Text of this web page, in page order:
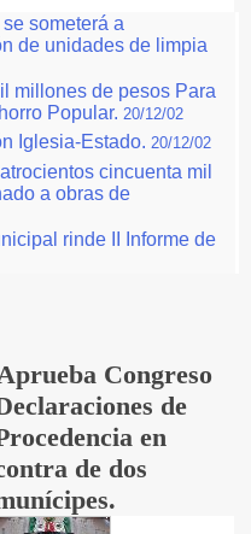
someterá a
de unidades de limpia
millones de pesos Para
Popular. 20/12/02
Iglesia-Estado. 20/12/02
cincuenta mil
a obras de
rinde II Informe de
Congreso
de
en
de dos